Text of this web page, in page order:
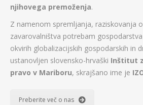
njihovega premoženja.
Z namenom spremljanja, raziskovanja
zavarovalništva potrebam
okvirih globalizacijskih gospodarskih in
ustanovljen slovensko-hrvaški Inštitut
pravo v Mariboru, skrajšano ime je
Preberite več o nas